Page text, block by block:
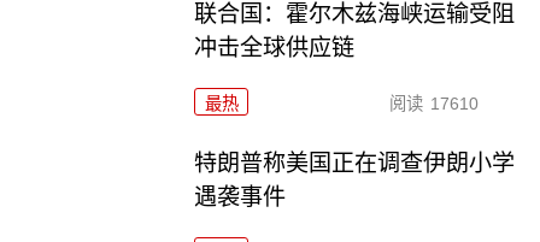
联合国：霍尔木兹海峡运输受阻
冲击全球供应链
最热 阅读 17610
特朗普称美国正在调查伊朗小学
遇袭事件